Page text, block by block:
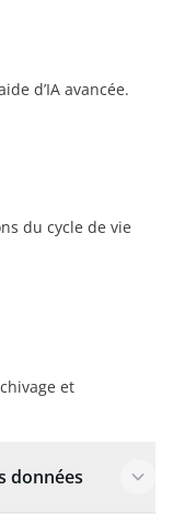
d’IA avancée.
du cycle de vie
et
données